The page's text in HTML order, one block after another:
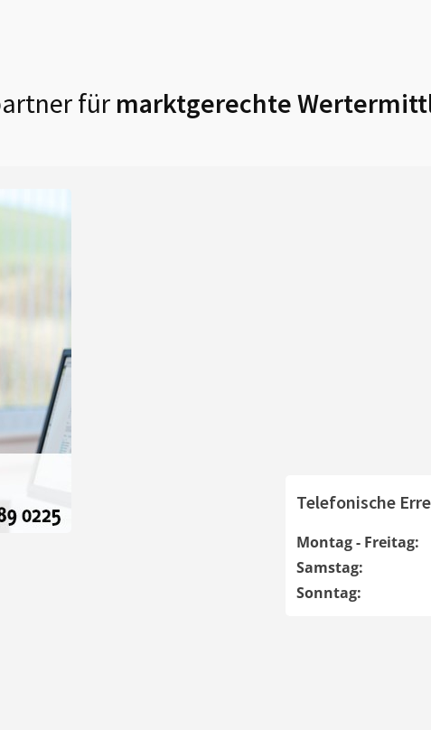
für marktgerechte
Telefonische
Montag - Freitag:
Samstag:
Sonntag: